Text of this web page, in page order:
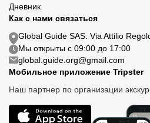
Дневник
Как с нами связаться
Global Guide SAS. Via Attilio
Мы открыты с 09:00 до 17:00
global.guide.org@gmail.com
Мобильное приложение Tripster
Наш партнер по организации